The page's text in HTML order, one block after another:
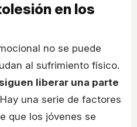
en los
no se puede
al sufrimiento físico.
liberar una parte
una serie de factores
que los jóvenes se